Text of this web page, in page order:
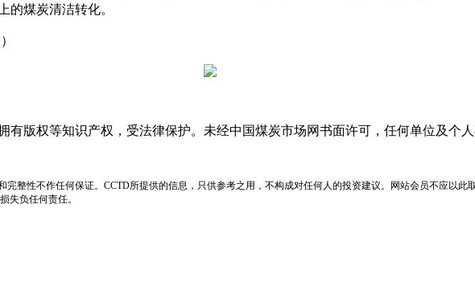
的煤炭清洁转化。
版权等知识产权，受法律保护。未经中国煤炭市场网书面许可，任何单位及个
整性不作任何保证。CCTD所提供的信息，只供参考之用，不构成对任何人的投资建议。网站会员不应以
失负任何责任。